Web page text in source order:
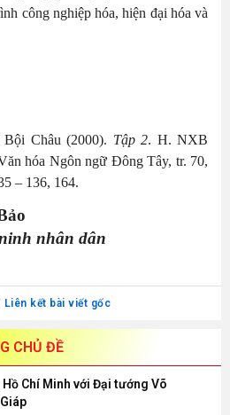
công nghiệp hóa, hiện đại hóa và
Châu (2000). Tập 2. H. NXB
hóa Ngôn ngữ Đông Tây, tr. 70,
– 136, 164.
nhân dân
Liên kết bài viết gốc
CHỦ ĐỀ
Hồ Chí Minh với Đại tướng Võ